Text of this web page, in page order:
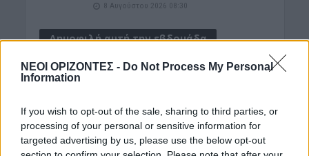
ΝΕΟΙ ΟΡΙΖΟΝΤΕΣ - Do Not Process My Personal
Information
If you wish to opt-out of the sale, sharing to third parties, or
processing of your personal or sensitive information for
targeted advertising by us, please use the below opt-out
8 Αυγούστου 2026 08:30
Δημοφιλή αυτή την εβδομάδα